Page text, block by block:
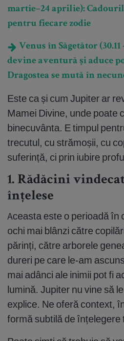
martie–24 aprilie):
pentru fiecare zodie
Venus în Săgetător (30.11
devine aventură și aduce
Dragostea se mută în
Este ca și cum Jupiter ar
Mamei Divine, unde poate
binecuvânta. E timpul
trecutul, cu strămoșii, cu
suferință, ci prin iubire
1. Rădăcini
înțelese
Aceasta este o perioadă în
ochi mai blânzi către
părinți, către arborele
dureri pe care le-am
mai adânci ale inimii pot fi
lumină. Jupiter nu vine să
explice. Ne oferă context,
formă subtilă de